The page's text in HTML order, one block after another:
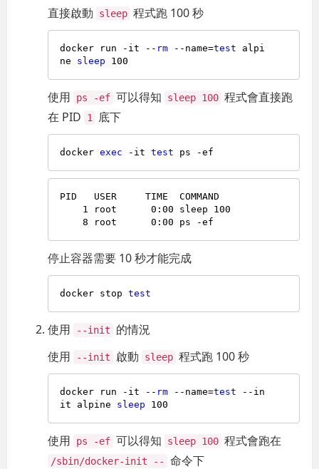
直接啟動 sleep 程式跑 100 秒
docker run -it -- rm --name=test alpi
ne sleep
使用 ps -ef 可以得知 sleep 100 程式會直接跑
在 PID
1 底下
docker exec -it test
PID   USER     TIME  COMMAND
停止容器需要 10 秒才能完成
docker stop test
使用 --init
的情況
使用
--init 啟動 sleep 程式跑 100 秒
docker run -it -- rm --name=test --in
it alpine sleep
使用 ps -ef 可以得知 sleep 100 程式會跑在
/sbin/docker-init -- 命令下